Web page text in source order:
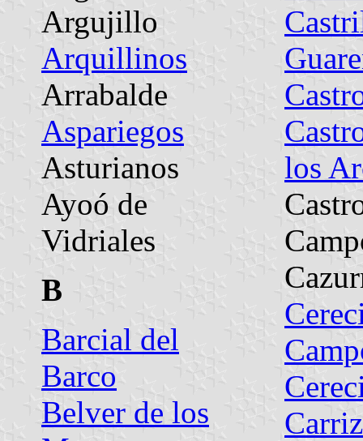
Argujillo
Arquillinos
Arrabalde
Aspariegos
Asturianos
Ayoó de
Vidriales
B
Barcial del
Barco
Belver de los
los